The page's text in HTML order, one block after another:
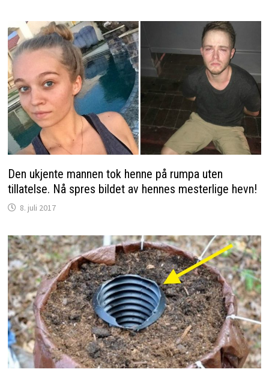
Den ukjente mannen tok henne på rumpa uten
tillatelse. Nå spres bildet av hennes mesterlige hevn!
8. juli 2017